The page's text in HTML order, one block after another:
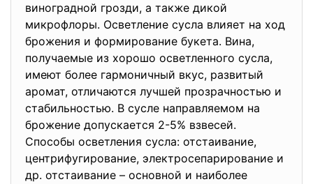
виноградной грозди, а также дикой
микрофлоры. Осветление сусла влияет на ход
брожения и формирование букета. Вина,
получаемые из хорошо осветленного сусла,
имеют более гармоничный вкус, развитый
аромат, отличаются лучшей прозрачностью и
стабильностью. В сусле направляемом на
брожение допускается 2-5% взвесей.
Способы осветления сусла: отстаивание,
центрифугирование, электросепарирование и
др. отстаивание – основной и наиболее